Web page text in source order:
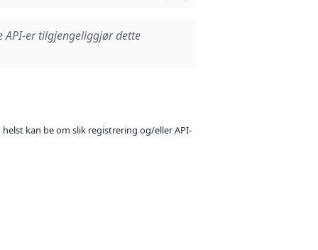
API-er tilgjengeliggjør dette
kan be om slik registrering og/eller API-